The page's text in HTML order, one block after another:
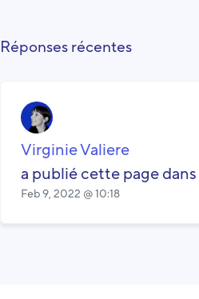
Réponses récentes
Virginie Valiere
a publié cette page dans
Feb 9, 2022 @ 10:18